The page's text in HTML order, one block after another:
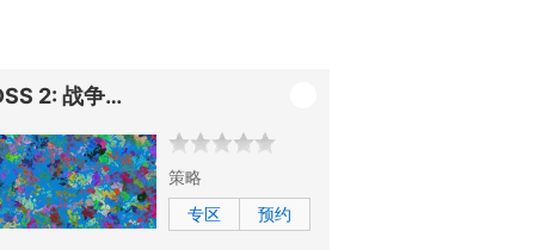
DSS 2: 战争工业
策略
专区
预约